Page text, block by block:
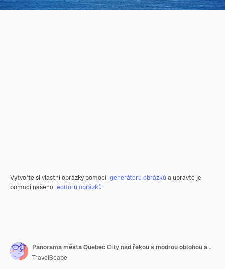
Vytvořte si vlastní obrázky pomocí generátoru obrázků a upravte je
pomocí našeho editoru obrázků.
Panorama města Quebec City nad řekou s modrou oblohou a mraky.
TravelScape